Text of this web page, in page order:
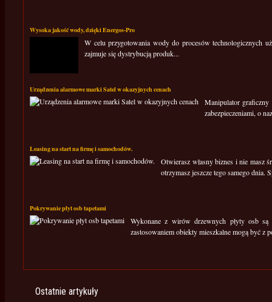
Wysoka jakość wody, dzięki Energos-Pro
W celu przygotowania wody do procesów technologicznych
zajmuje się dystrybucją produk...
Urządzenia alarmowe marki Satel w okazyjnych cenach
Manipulator graficzny
zabezpieczeniami, o
Leasing na start na firmę i samochodów.
Otwierasz własny biznes i nie masz
otrzymasz jeszcze tego samego dnia.
Pokrywanie płyt osb tapetami
Wykonane z wirów drzewnych płyty osb są
zastosowaniem obiekty mieszkalne mogą być z
Ostatnie artykuły